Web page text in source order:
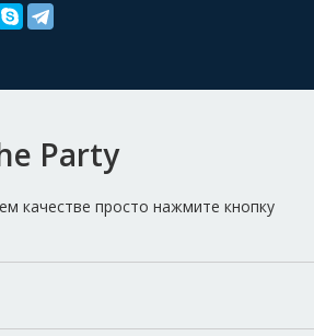
Party
качестве просто нажмите кнопку